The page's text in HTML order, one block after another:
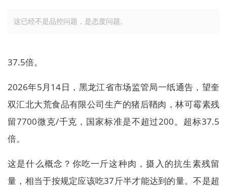
这已经不是品控问题，是态度问题。
37.5倍。
2026年5月14日，黑龙江省市场监管局一纸通告，望奎
双汇北大荒食品有限公司生产的猪后鞧肉，林可霉素残
留7700微克/千克，国家标准是不超过200。超标37.5
倍。
这是什么概念？你吃一斤这种肉，摄入的抗生素残留
量，相当于按规定应该吃37斤半才能达到的量。不是超